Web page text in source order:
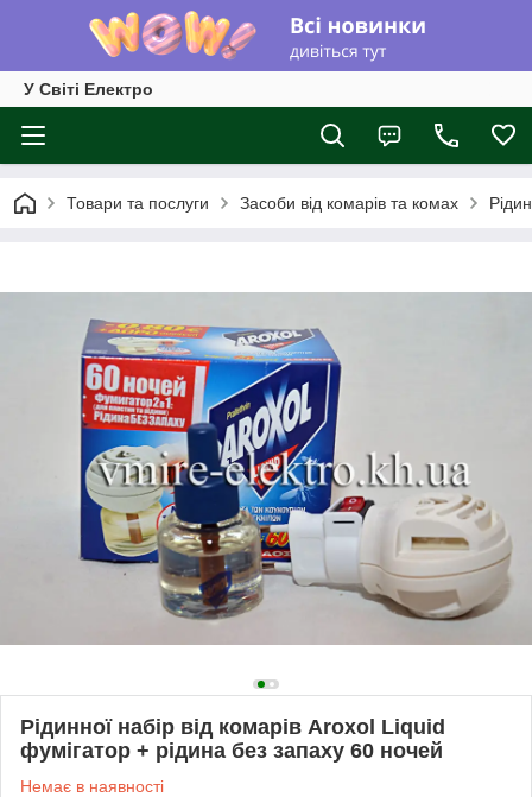
У Світі Електро
Товари та послуги Засоби від комарів та комах
Рідинної набір від комарів Aroxol Liquid
фумігатор + рідина без запаху 60 ночей
Немає в наявності